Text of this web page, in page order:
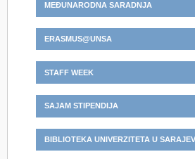
MEĐUNARODNA SARADNJA
ERASMUS@UNSA
STAFF WEEK
SAJAM STIPENDIJA
BIBLIOTEKA UNIVERZITETA U